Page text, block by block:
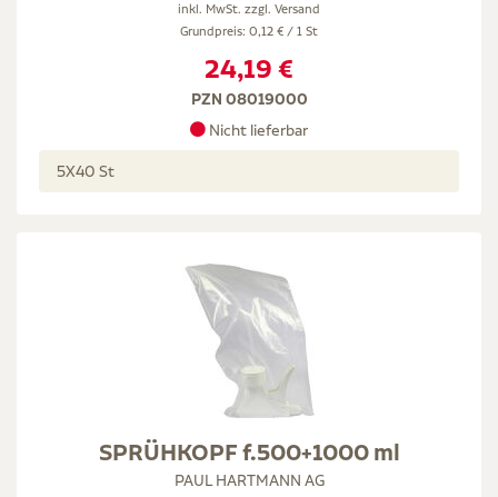
inkl. MwSt. zzgl. Versand
Grundpreis: 0,12 € / 1 St
24,19 €
PZN 08019000
Nicht lieferbar
5X40 St
SPRÜHKOPF f.500+1000 ml
PAUL HARTMANN AG